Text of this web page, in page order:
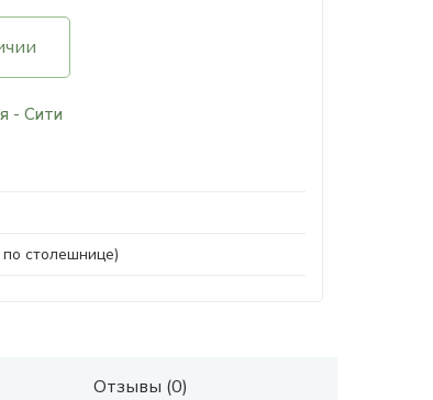
- Сити
столешнице)
Отзывы (0)